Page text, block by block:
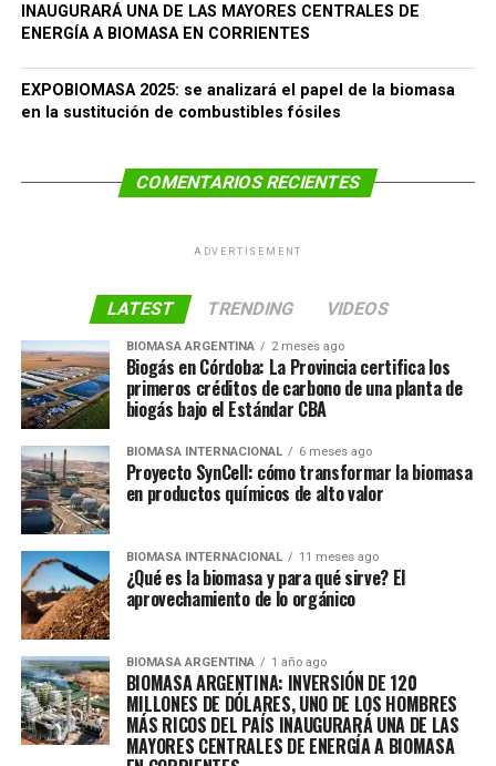
INAUGURARÁ UNA DE LAS MAYORES CENTRALES DE
ENERGÍA A BIOMASA EN CORRIENTES
EXPOBIOMASA 2025: se analizará el papel de la biomasa
en la sustitución de combustibles fósiles
COMENTARIOS RECIENTES
ADVERTISEMENT
LATEST TRENDING VIDEOS
BIOMASA ARGENTINA 2 meses ago
Biogás en Córdoba: La Provincia certifica los
primeros créditos de carbono de una planta de
biogás bajo el Estándar CBA
BIOMASA INTERNACIONAL 6 meses ago
Proyecto SynCell: cómo transformar la biomasa
en productos químicos de alto valor
BIOMASA INTERNACIONAL 11 meses ago
¿Qué es la biomasa y para qué sirve? El
aprovechamiento de lo orgánico
BIOMASA ARGENTINA 1 año ago
BIOMASA ARGENTINA: INVERSIÓN DE 120
MILLONES DE DÓLARES, UNO DE LOS HOMBRES
MÁS RICOS DEL PAÍS INAUGURARÁ UNA DE LAS
MAYORES CENTRALES DE ENERGÍA A BIOMASA